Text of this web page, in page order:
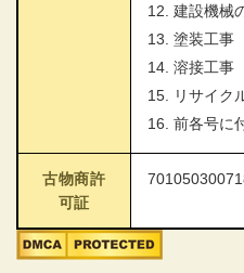
12. 建設機械
13. 塗装工事
14. 溶接工事
15. リサイク
16. 前各号に
古物商許
可証